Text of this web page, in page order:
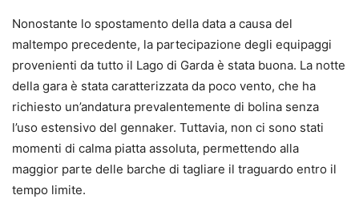
Nonostante lo spostamento della data a causa del
maltempo precedente, la partecipazione degli equipaggi
provenienti da tutto il Lago di Garda è stata buona. La notte
della gara è stata caratterizzata da poco vento, che ha
richiesto un’andatura prevalentemente di bolina senza
l’uso estensivo del gennaker. Tuttavia, non ci sono stati
momenti di calma piatta assoluta, permettendo alla
maggior parte delle barche di tagliare il traguardo entro il
tempo limite.